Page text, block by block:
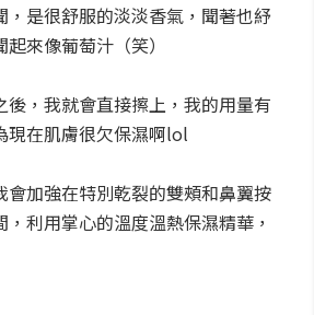
，是很舒服的淡淡香氣，聞著也紓
來像葡萄汁（笑）
後，我就會直接擦上，我的用量有
現在肌膚很欠保濕啊lol
會加強在特別乾裂的雙頰和鼻翼按
利用掌心的溫度溫熱保濕精華，